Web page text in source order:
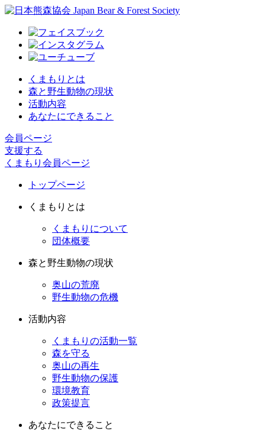
くまもりとは
森と野生動物の現状
活動内容
あなたにできること
会員ページ
支援する
くまもり会員ページ
トップページ
くまもりとは
くまもりについて
団体概要
森と野生動物の現状
奥山の荒廃
野生動物の危機
活動内容
くまもりの活動一覧
森を守る
奥山の再生
野生動物の保護
環境教育
政策提言
あなたにできること